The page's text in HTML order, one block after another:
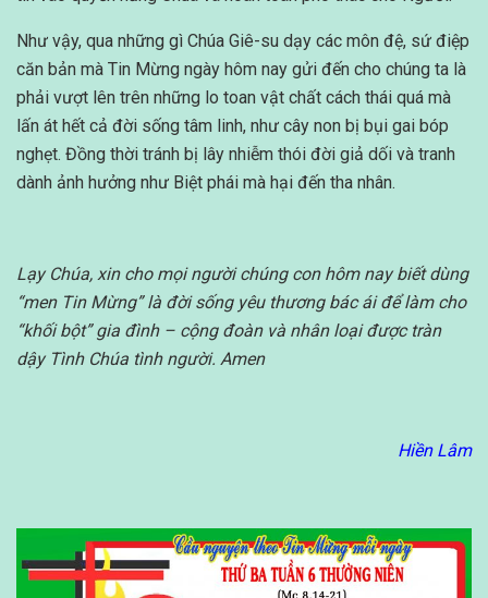
Như vậy, qua những gì Chúa Giê-su dạy các môn đệ, sứ điệp
căn bản mà Tin Mừng ngày hôm nay gửi đến cho chúng ta là
phải vượt lên trên những lo toan vật chất cách thái quá mà
lấn át hết cả đời sống tâm linh, như cây non bị bụi gai bóp
nghẹt. Đồng thời tránh bị lây nhiễm thói đời giả dối và tranh
dành ảnh hưởng như Biệt phái mà hại đến tha nhân.
Lạy Chúa, xin cho mọi người chúng con hôm nay biết dùng
“men Tin Mừng” là đời sống yêu thương bác ái để làm cho
“khối bột” gia đình – cộng đoàn và nhân loại được tràn
dậy Tình Chúa tình người. Amen
Hiền Lâm